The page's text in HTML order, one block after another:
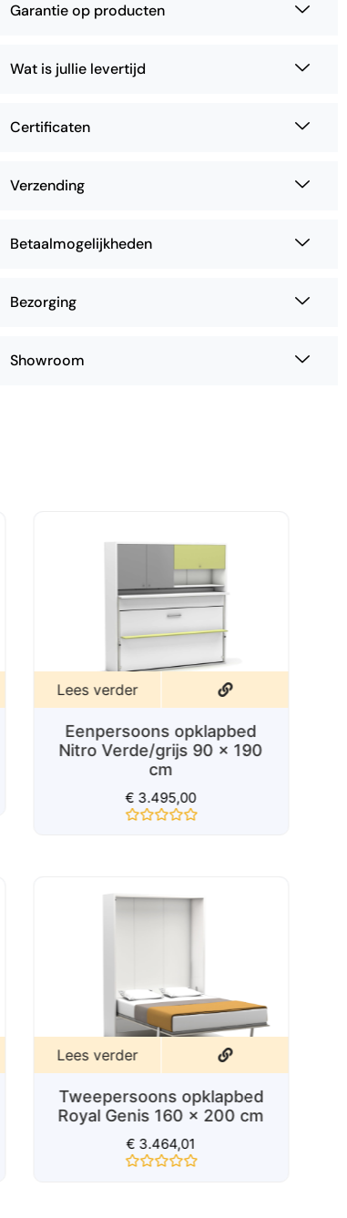
Garantie op producten
Wat is jullie levertijd
Certificaten
Verzending
Betaalmogelijkheden
Bezorging
Showroom
Lees verder
Eenpersoons opklapbed
Nitro Verde/grijs 90 x 190
cm
€ 3.495,00
Lees verder
Tweepersoons opklapbed
Royal Genis 160 x 200 cm
€ 3.464,01